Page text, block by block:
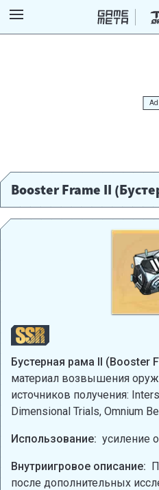
Booster Frame II
Бустерная рама II (Booster
материал возвышения
источников получения:
Dimensional Trials, Omnium
Использование: усиление
Внутриигровое описание:
после дополнительных